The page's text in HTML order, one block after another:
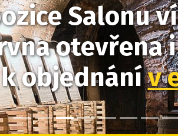
Salonu
otevřena
objednánív